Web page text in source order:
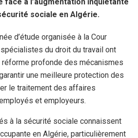
sociale en Algérie.
d’étude organisée à la Cour
du droit du travail ont
réforme profonde des mécanismes
une meilleure protection des
le traitement des affaires
et employeurs.
à la sécurité sociale connaissent
en Algérie, particulièrement